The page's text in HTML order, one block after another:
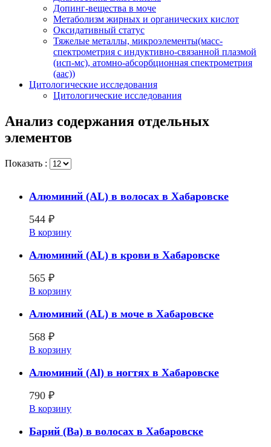
Допинг-вещества в моче
Метаболизм жирных и органических кислот
Оксидативный статус
Тяжелые металлы, микроэлементы(масс-
спектрометрия с индуктивно-связанной плазмой
(исп-мс), атомно-абсорбционная спектрометрия
(аас))
Цитологические исследования
Цитологические исследования
Анализ содержания отдельных
элементов
Показать :
Алюминий (AL) в волосах в Хабаровске
544 ₽
В корзину
Алюминий (AL) в крови в Хабаровске
565 ₽
В корзину
Алюминий (AL) в моче в Хабаровске
568 ₽
В корзину
Алюминий (Al) в ногтях в Хабаровске
790 ₽
В корзину
Барий (Ba) в волосах в Хабаровске